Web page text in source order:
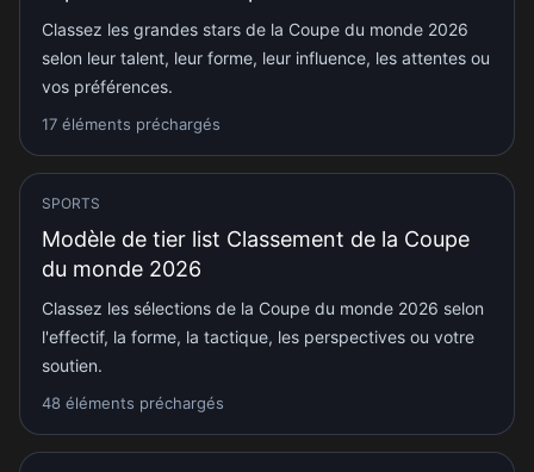
Classez les grandes stars de la Coupe du monde 2026
selon leur talent, leur forme, leur influence, les attentes ou
vos préférences.
17 éléments préchargés
SPORTS
Modèle de tier list Classement de la Coupe
du monde 2026
Classez les sélections de la Coupe du monde 2026 selon
l'effectif, la forme, la tactique, les perspectives ou votre
soutien.
48 éléments préchargés